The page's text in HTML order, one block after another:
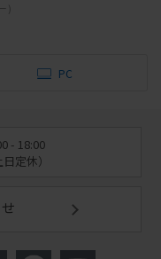
)
PC
- 18:00
日定休）